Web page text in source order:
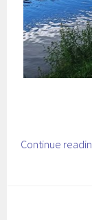
Continue